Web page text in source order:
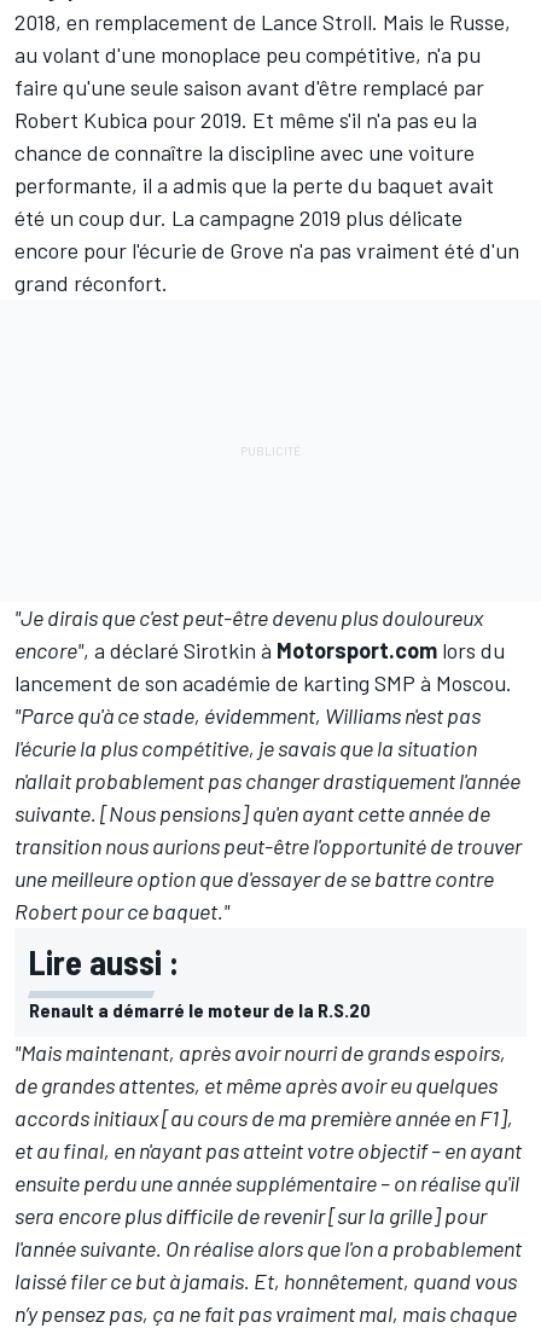
2018, en remplacement de Lance Stroll. Mais le Russe,
au volant d'une monoplace peu compétitive, n'a pu
faire qu'une seule saison avant d'être remplacé par
Robert Kubica pour 2019. Et même s'il n'a pas eu la
chance de connaître la discipline avec une voiture
performante, il a admis que la perte du baquet avait
été un coup dur. La campagne 2019 plus délicate
encore pour l'écurie de Grove n'a pas vraiment été d'un
grand réconfort.
"Je dirais que c'est peut-être devenu plus douloureux
encore", a déclaré Sirotkin à Motorsport.com lors du
lancement de son académie de karting SMP à Moscou.
"Parce qu'à ce stade, évidemment, Williams n'est pas
l'écurie la plus compétitive, je savais que la situation
n'allait probablement pas changer drastiquement l'année
suivante. [Nous pensions] qu'en ayant cette année de
transition nous aurions peut-être l'opportunité de trouver
une meilleure option que d'essayer de se battre contre
Robert pour ce baquet."
Lire aussi :
Renault a démarré le moteur de la R.S.20
"Mais maintenant, après avoir nourri de grands espoirs,
de grandes attentes, et même après avoir eu quelques
accords initiaux [au cours de ma première année en F1],
et au final, en n'ayant pas atteint votre objectif – en ayant
ensuite perdu une année supplémentaire – on réalise qu'il
sera encore plus difficile de revenir [sur la grille] pour
l'année suivante. On réalise alors que l'on a probablement
laissé filer ce but à jamais. Et, honnêtement, quand vous
n’y pensez pas, ça ne fait pas vraiment mal, mais chaque